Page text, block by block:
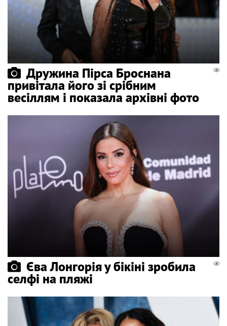
Дружина Пірса Броснана
привітала його зі срібним
весіллям і показала архівні фото
Єва Лонгорія у бікіні зробила
селфі на пляжі